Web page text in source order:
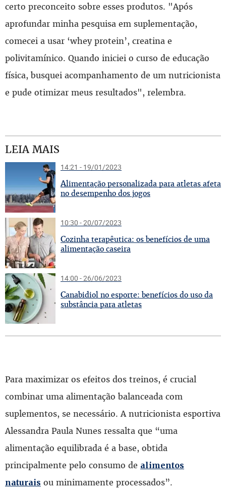
certo preconceito sobre esses produtos. "Após
aprofundar minha pesquisa em suplementação,
comecei a usar ‘whey protein’, creatina e
polivitamínico. Quando iniciei o curso de educação
física, busquei acompanhamento de um nutricionista
e pude otimizar meus resultados", relembra.
LEIA MAIS
14:21 - 19/01/2023
Alimentação personalizada para atletas afeta
no desempenho dos jogos
10:30 - 20/07/2023
Cozinha terapêutica: os benefícios de uma
alimentação caseira
14:00 - 26/06/2023
Canabidiol no esporte: benefícios do uso da
substância para atletas
Para maximizar os efeitos dos treinos, é crucial
combinar uma alimentação balanceada com
suplementos, se necessário. A nutricionista esportiva
Alessandra Paula Nunes ressalta que “uma
alimentação equilibrada é a base, obtida
principalmente pelo consumo de alimentos
naturais ou minimamente processados”.